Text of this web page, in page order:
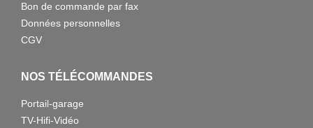
Bon de commande par fax
Données personnelles
CGV
NOS TÉLÉCOMMANDES
Portail-garage
TV-Hifi-Vidéo